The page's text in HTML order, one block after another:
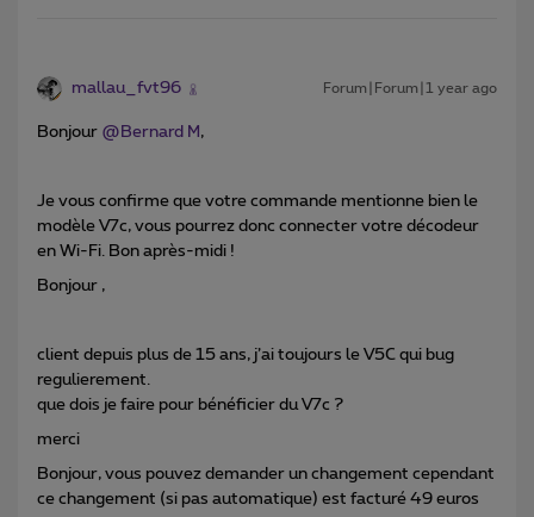
mallau_fvt96 Forum|Forum|1 year ago
Bonjour ​ @Bernard M ,
Je vous confirme que votre commande mentionne bien le
modèle V7c, vous pourrez donc connecter votre décodeur
en Wi-Fi. Bon après-midi !
Bonjour ,
client depuis plus de 15 ans, j’ai toujours le V5C qui bug
regulierement.
que dois je faire pour bénéficier du V7c ?
merci
Bonjour, vous pouvez demander un changement cependant
ce changement (si pas automatique) est facturé 49 euros